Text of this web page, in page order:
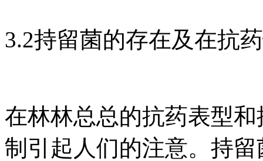
3.2持留菌的存在及在抗
在林林总总的抗药表型
制引起人们的注意。持